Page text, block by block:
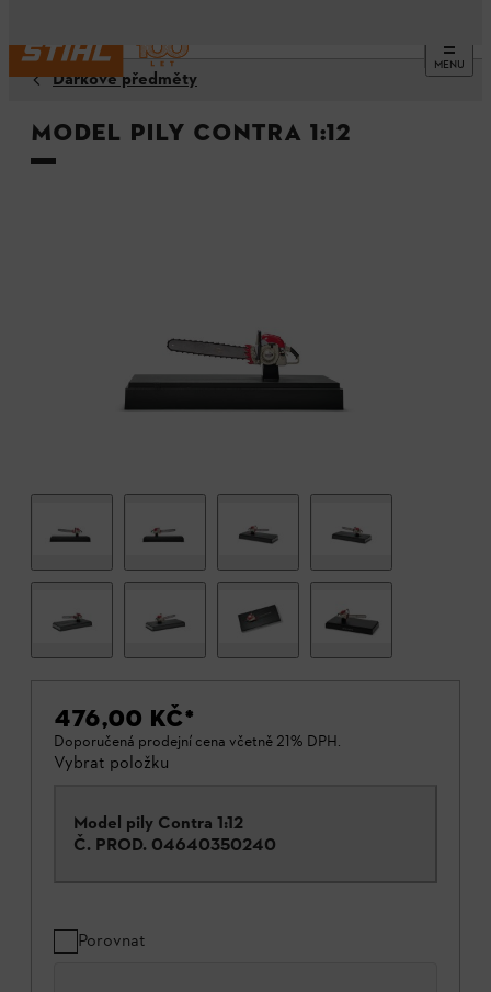
MENU
Dárkové předměty
Model pily Contra 1:12
476,00 KČ*
Doporučená prodejní cena včetně 21% DPH.
Vybrat položku
Model pily Contra 1:12
Č. PROD. 04640350240
Porovnat